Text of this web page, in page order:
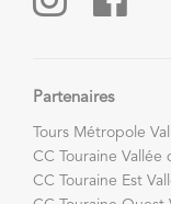
Partenaires
Tours Métropole
CC Touraine Vallée
CC Touraine Est